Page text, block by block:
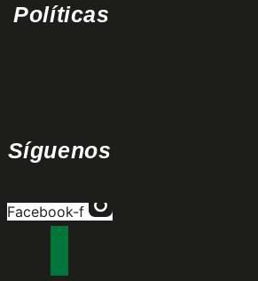
Políticas
Síguenos
Facebook-f